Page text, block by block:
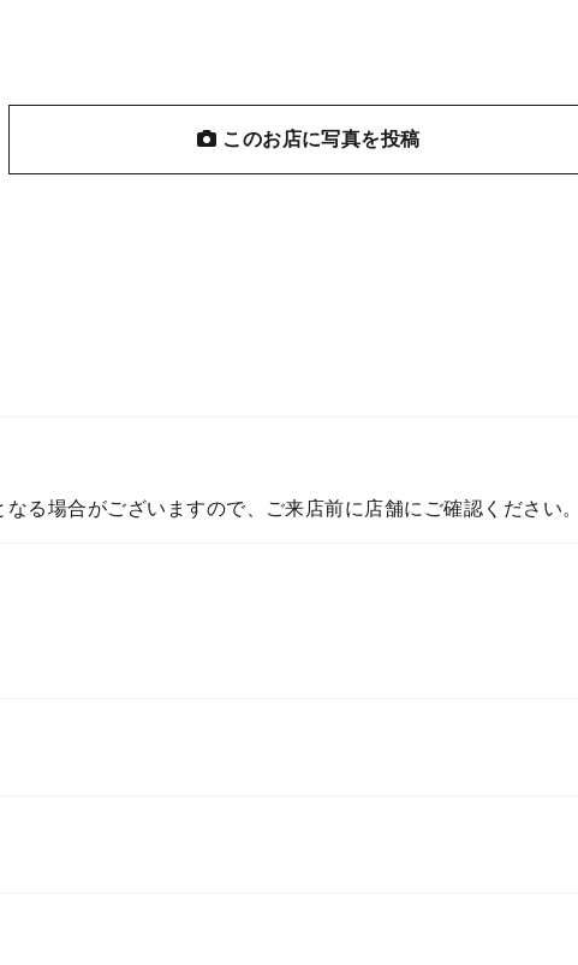
このお店に写真を投稿
る場合がございますので、ご来店前に店舗にご確認ください